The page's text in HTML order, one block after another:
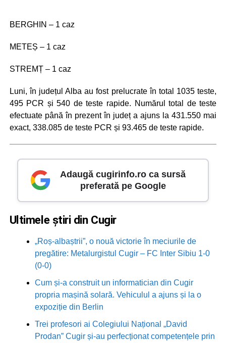
BERGHIN – 1 caz
METEȘ – 1 caz
STREMȚ – 1 caz
Luni, în județul Alba au fost prelucrate în total 1035 teste,
495 PCR și 540 de teste rapide. Numărul total de teste
efectuate până în prezent în județ a ajuns la 431.550 mai
exact, 338.085 de teste PCR și 93.465 de teste rapide.
Adaugă cugirinfo.ro ca sursă
preferată pe Google
Ultimele știri din Cugir
„Roș-albaștrii”, o nouă victorie în meciurile de
pregătire: Metalurgistul Cugir – FC Inter Sibiu 1-0
(0-0)
Cum și-a construit un informatician din Cugir
propria mașină solară. Vehiculul a ajuns și la o
expoziție din Berlin
Trei profesori ai Colegiului Național „David
Prodan” Cugir și-au perfecționat competențele prin